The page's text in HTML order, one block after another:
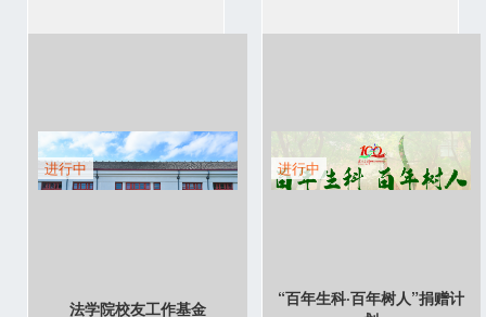
进行中
法学院校友工作基金
进行中
“百年生科·百年树人”捐赠计